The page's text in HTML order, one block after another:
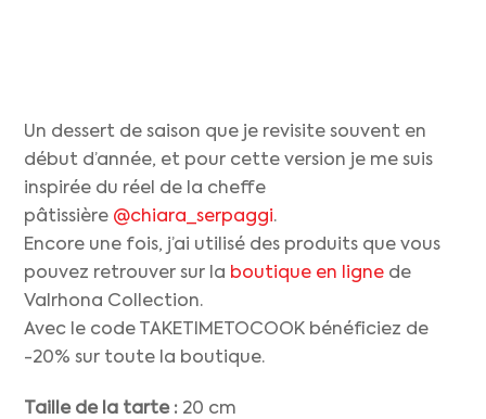
Un dessert de saison que je revisite souvent en
début d’année, et pour cette version je me suis
inspirée du réel de la cheffe
pâtissière @chiara_serpaggi.
Encore une fois, j’ai utilisé des produits que vous
pouvez retrouver sur la boutique en ligne de
Valrhona Collection.
Avec le code TAKETIMETOCOOK bénéficiez de
-20% sur toute la boutique.
Taille de la tarte : 20 cm